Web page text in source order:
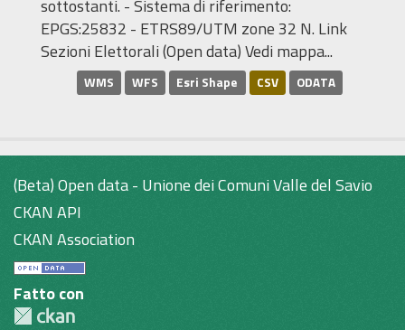
sottostanti. - Sistema di riferimento:
EPGS:25832 - ETRS89/UTM zone 32 N. Link
Sezioni Elettorali (Open data) Vedi mappa...
WMS WFS Esri Shape CSV ODATA
(Beta) Open data - Unione dei Comuni Valle del Savio
CKAN API
CKAN Association
Fatto con